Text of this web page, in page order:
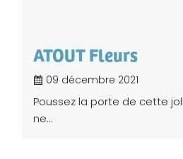
ATOUT Fleurs
09 décembre 2021
Poussez la porte de cette
ne...